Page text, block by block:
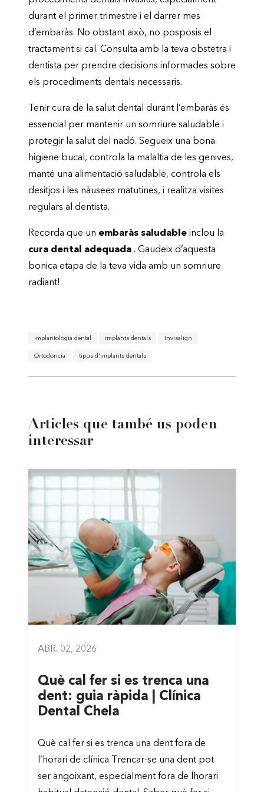
durant el primer trimestre i el darrer mes
d’embaràs. No obstant això, no posposis el
tractament si cal. Consulta amb la teva obstetra i
dentista per prendre decisions informades sobre
els procediments dentals necessaris.
Tenir cura de la salut dental durant l’embaràs és
essencial per mantenir un somriure saludable i
protegir la salut del nadó. Segueix una bona
higiene bucal, controla la malaltia de les genives,
manté una alimentació saludable, controla els
desitjos i les nàusees matutines, i realitza visites
regulars al dentista.
Recorda que un embaràs saludable inclou la
cura dental adequada . Gaudeix d’aquesta
bonica etapa de la teva vida amb un somriure
radiant!
implantologia dental implants dentals Invisalign
Ortodòncia tipus d'implants dentals
Articles que també us poden
interessar
ABR. 02, 2026
Què cal fer si es trenca una
dent: guia ràpida | Clínica
Dental Chela
Què cal fer si es trenca una dent fora de
l’horari de clínica Trencar-se una dent pot
ser angoixant, especialment fora de lhorari